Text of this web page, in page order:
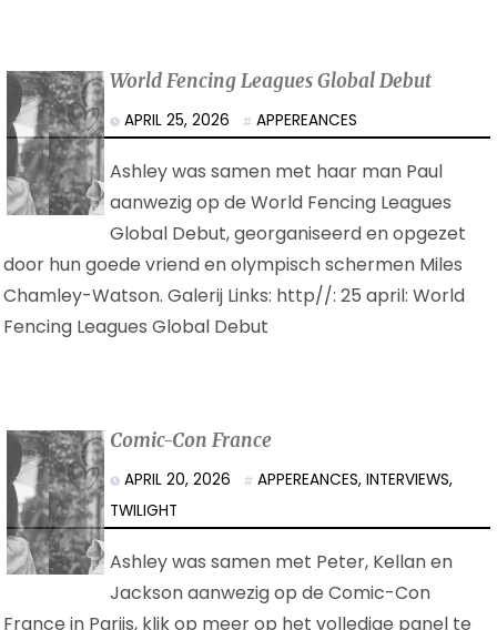
World Fencing Leagues Global Debut
APRIL 25, 2026 APPEREANCES
Ashley was samen met haar man Paul
aanwezig op de World Fencing Leagues
Global Debut, georganiseerd en opgezet
door hun goede vriend en olympisch schermen Miles
Chamley-Watson. Galerij Links: http//: 25 april: World
Fencing Leagues Global Debut
Comic-Con France
APRIL 20, 2026 APPEREANCES,INTERVIEWS,
TWILIGHT
Ashley was samen met Peter, Kellan en
Jackson aanwezig op de Comic-Con
France in Parijs, klik op meer op het volledige panel te